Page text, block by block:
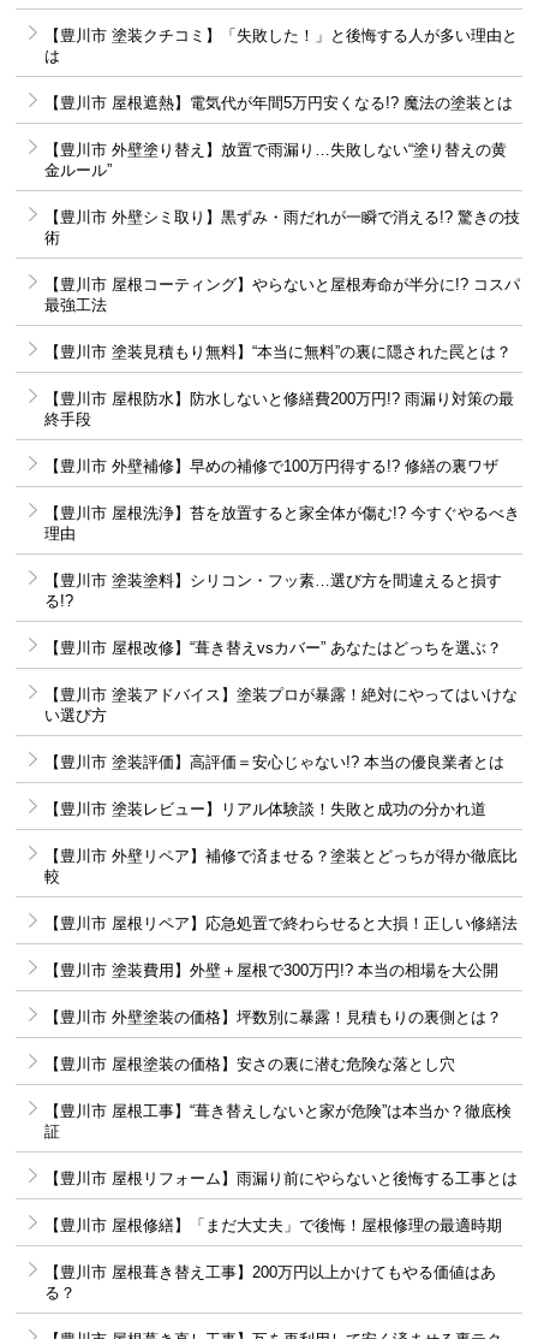
【豊川市 塗装クチコミ】「失敗した！」と後悔する人が多い理由と
は
【豊川市 屋根遮熱】電気代が年間5万円安くなる!? 魔法の塗装とは
【豊川市 外壁塗り替え】放置で雨漏り…失敗しない“塗り替えの黄
金ルール”
【豊川市 外壁シミ取り】黒ずみ・雨だれが一瞬で消える!? 驚きの技
術
【豊川市 屋根コーティング】やらないと屋根寿命が半分に!? コスパ
最強工法
【豊川市 塗装見積もり無料】“本当に無料”の裏に隠された罠とは？
【豊川市 屋根防水】防水しないと修繕費200万円!? 雨漏り対策の最
終手段
【豊川市 外壁補修】早めの補修で100万円得する!? 修繕の裏ワザ
【豊川市 屋根洗浄】苔を放置すると家全体が傷む!? 今すぐやるべき
理由
【豊川市 塗装塗料】シリコン・フッ素…選び方を間違えると損す
る!?
【豊川市 屋根改修】“葺き替えvsカバー” あなたはどっちを選ぶ？
【豊川市 塗装アドバイス】塗装プロが暴露！絶対にやってはいけな
い選び方
【豊川市 塗装評価】高評価＝安心じゃない!? 本当の優良業者とは
【豊川市 塗装レビュー】リアル体験談！失敗と成功の分かれ道
【豊川市 外壁リペア】補修で済ませる？塗装とどっちが得か徹底比
較
【豊川市 屋根リペア】応急処置で終わらせると大損！正しい修繕法
【豊川市 塗装費用】外壁＋屋根で300万円!? 本当の相場を大公開
【豊川市 外壁塗装の価格】坪数別に暴露！見積もりの裏側とは？
【豊川市 屋根塗装の価格】安さの裏に潜む危険な落とし穴
【豊川市 屋根工事】“葺き替えしないと家が危険”は本当か？徹底検
証
【豊川市 屋根リフォーム】雨漏り前にやらないと後悔する工事とは
【豊川市 屋根修繕】「まだ大丈夫」で後悔！屋根修理の最適時期
【豊川市 屋根葺き替え工事】200万円以上かけてもやる価値はあ
る？